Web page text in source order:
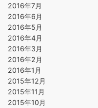
2016年7月
2016年6月
2016年5月
2016年4月
2016年3月
2016年2月
2016年1月
2015年12月
2015年11月
2015年10月